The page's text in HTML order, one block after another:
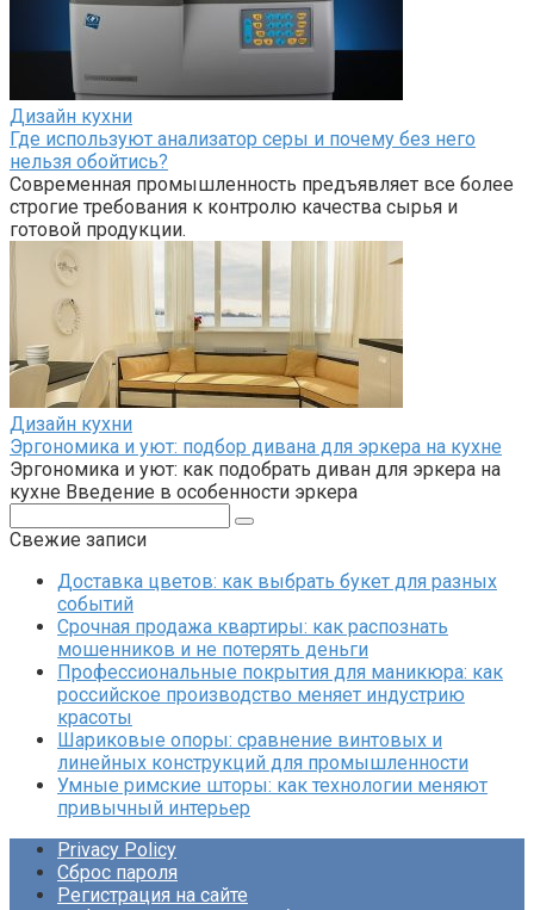
Дизайн кухни
Где используют анализатор серы и почему без него
нельзя обойтись?
Современная промышленность предъявляет все более
строгие требования к контролю качества сырья и
готовой продукции.
Дизайн кухни
Эргономика и уют: подбор дивана для эркера на кухне
Эргономика и уют: как подобрать диван для эркера на
кухне Введение в особенности эркера
Свежие записи
Доставка цветов: как выбрать букет для разных
событий
Срочная продажа квартиры: как распознать
мошенников и не потерять деньги
Профессиональные покрытия для маникюра: как
российское производство меняет индустрию
красоты
Шариковые опоры: сравнение винтовых и
линейных конструкций для промышленности
Умные римские шторы: как технологии меняют
привычный интерьер
Privacy Policy
Сброс пароля
Регистрация на сайте